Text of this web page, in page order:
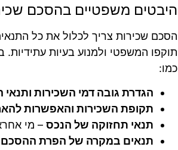
היבטים משפטיים בהסכם
הסכם שכירות צריך לכלול את כל
תוקפו המשפטי ולמנוע בעיות
כמו:
הגדרת גובה דמי השכירות
תקופת השכירות והאפשרות
תנאי תחזוקה של הנכס – מי
תנאים במקרה של הפרת ההסכם